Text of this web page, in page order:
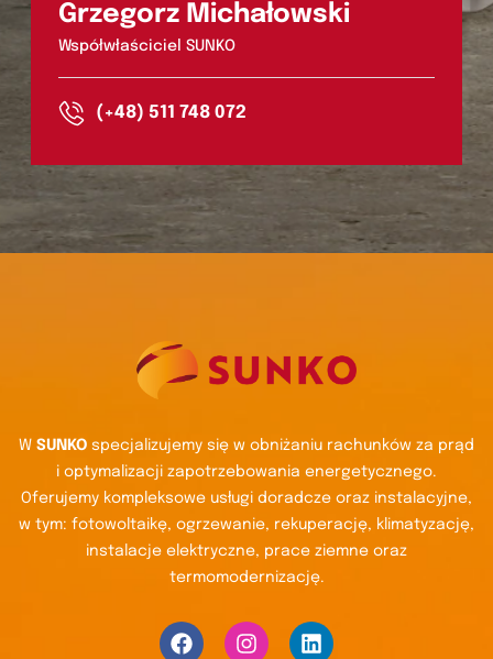
Grzegorz Michałowski
Współwłaściciel SUNKO
(+48) 511 748 072
W SUNKO specjalizujemy się w obniżaniu rachunków za prąd
i optymalizacji zapotrzebowania energetycznego.
Oferujemy kompleksowe usługi doradcze oraz instalacyjne,
w tym: fotowoltaikę, ogrzewanie, rekuperację, klimatyzację,
instalacje elektryczne, prace ziemne oraz
termomodernizację.